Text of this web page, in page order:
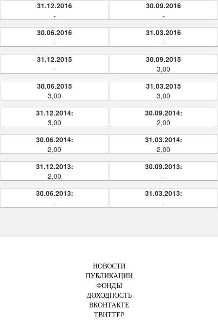
31.12.2016
-
30.09.2016
-
30.06.2016
-
31.03.2016
-
31.12.2015
-
30.09.2015
3,00
30.06.2015
3,00
31.03.2015
3,00
31.12.2014:
3,00
30.09.2014:
2,00
30.06.2014:
2,00
31.03.2014:
2,00
31.12.2013:
2,00
30.09.2013:
-
30.06.2013:
-
31.03.2013:
-
НОВОСТИ
ПУБЛИКАЦИИ
ФОНДЫ
ДОХОДНОСТЬ
ВКОНТАКТЕ
ТВИТТЕР